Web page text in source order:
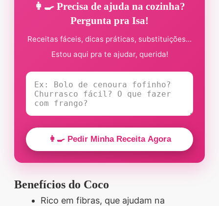
👩‍🍳 Precisa de ajuda na cozinha?
Pergunta pra Isa!
Receitas fáceis, dicas práticas, substituições...
Estou aqui pra te ajudar, querida!
👩‍🍳 Pedir Minha Receita Agora
Benefícios do Coco
Rico em fibras, que ajudam na